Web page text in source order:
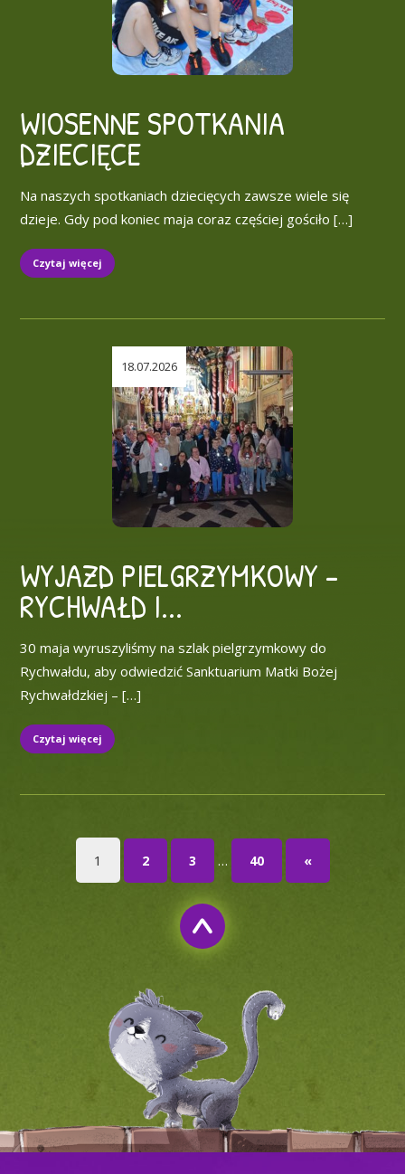
WIOSENNE SPOTKANIA
DZIECIĘCE
Na naszych spotkaniach dziecięcych zawsze wiele się
dzieje. Gdy pod koniec maja coraz częściej gościło […]
Czytaj więcej
18.07.2026
WYJAZD PIELGRZYMKOWY –
RYCHWAŁD I...
30 maja wyruszyliśmy na szlak pielgrzymkowy do
Rychwałdu, aby odwiedzić Sanktuarium Matki Bożej
Rychwałdzkiej – […]
Czytaj więcej
1 2 3 … 40 «